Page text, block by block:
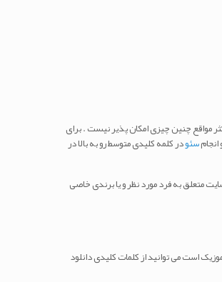
مواقع چنین چیزی امکان پذیر نیست . برای
سئودر کلمه کلیدی متوسط رو به بالا در
متعلق به فرد مورد نظر و یا برندی خاصی
است می توانید از کلمات کلیدی دانلود